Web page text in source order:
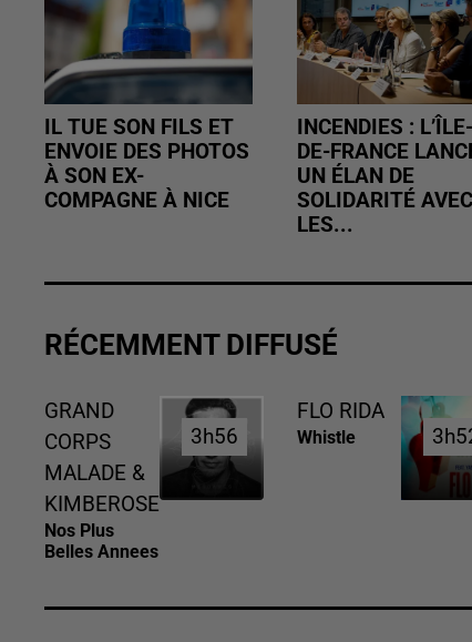
IL TUE SON FILS ET
ENVOIE DES PHOTOS
À SON EX-
COMPAGNE À NICE
INCENDIES : L’ÎLE-
DE-FRANCE
UN ÉLAN DE
SOLIDARITÉ AVEC
LES...
RÉCEMMENT DIFFUSÉ
GRAND
CORPS
MALADE &
KIMBEROSE
Nos Plus
Belles Annees
3h56
3h56
FLO RIDA
Whistle